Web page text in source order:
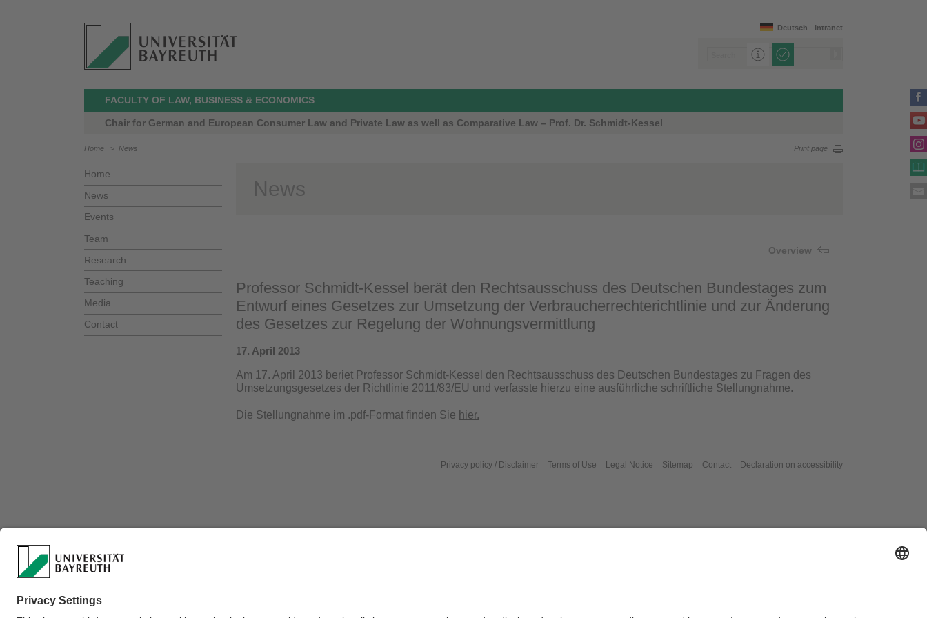
Intranet
Deutsch
FACULTY OF LAW, BUSINESS & ECONOMICS
Chair for German and European Consumer Law and Private Law as well as Comparative Law – Prof. Dr. Schmidt-Kessel
Home > News Print page
Home
News
Events
Team
Research
Teaching
Media
Contact
News
Overview
Professor Schmidt-Kessel berät den Rechtsausschuss des Deutschen Bundestages zum
Entwurf eines Gesetzes zur Umsetzung der Verbraucherrechterichtlinie und zur Änderung
des Gesetzes zur Regelung der Wohnungsvermittlung
17. April 2013
Am 17. April 2013 beriet Professor Schmidt-Kessel den Rechtsausschuss des Deutschen Bundestages zu Fragen des
Umsetzungsgesetzes der Richtlinie 2011/83/EU und verfasste hierzu eine ausführliche schriftliche Stellungnahme.
Die Stellungnahme im .pdf-Format finden Sie hier.
Privacy policy / Disclaimer Terms of Use Legal Notice Sitemap Contact Declaration on accessibility